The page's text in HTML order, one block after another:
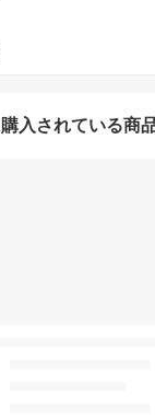
入されている商